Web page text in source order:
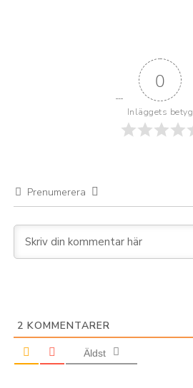
0
Inläggets betyg
Prenumerera
2 KOMMENTARER
Äldst